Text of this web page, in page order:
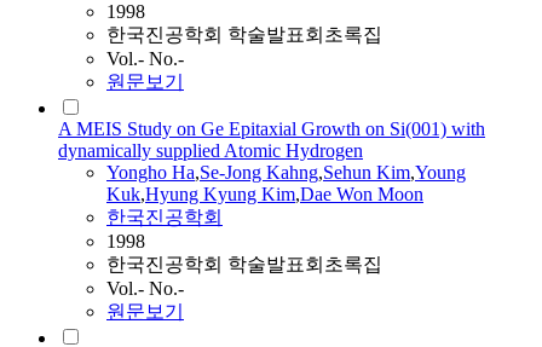
1998
한국진공학회 학술발표회초록집
Vol.- No.-
원문보기
A MEIS Study on Ge Epitaxial Growth on Si(001) with
dynamically supplied Atomic Hydrogen
Yongho Ha,Se-Jong Kahng,Sehun Kim,Young
Kuk,Hyung Kyung Kim,Dae Won Moon
한국진공학회
1998
한국진공학회 학술발표회초록집
Vol.- No.-
원문보기